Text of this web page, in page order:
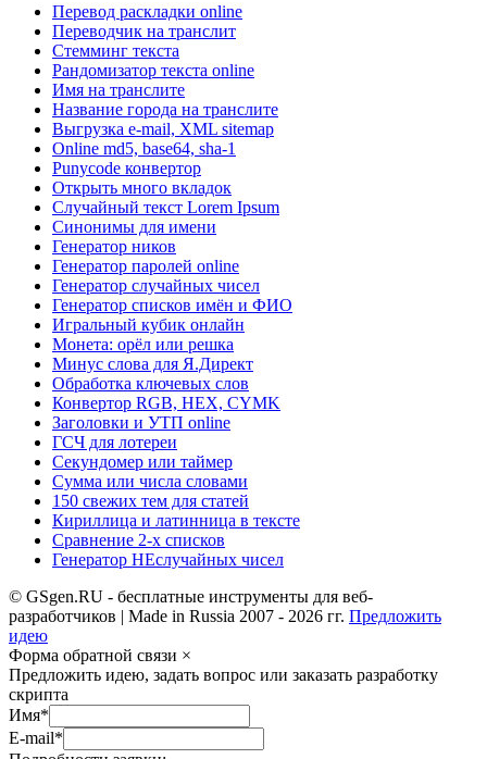
Перевод раскладки online
Переводчик на транслит
Стемминг текста
Рандомизатор текста online
Имя на транслите
Название города на транслите
Выгрузка e-mail, XML sitemap
Online md5, base64, sha-1
Punycode конвертор
Открыть много вкладок
Случайный текст Lorem Ipsum
Синонимы для имени
Генератор ников
Генератор паролей online
Генератор случайных чисел
Генератор списков имён и ФИО
Игральный кубик онлайн
Монета: орёл или решка
Минус слова для Я.Директ
Обработка ключевых слов
Конвертор RGB, HEX, CYMK
Заголовки и УТП online
ГСЧ для лотереи
Секундомер или таймер
Сумма или числа словами
150 свежих тем для статей
Кириллица и латинница в тексте
Сравнение 2-х списков
Генератор НЕслучайных чисел
© GSgen.RU - бесплатные инструменты для веб-
разработчиков | Made in Russia 2007 - 2026 гг. Предложить
идею
Форма обратной связи ×
Предложить идею, задать вопрос или заказать разработку
скрипта
Имя*
E-mail*